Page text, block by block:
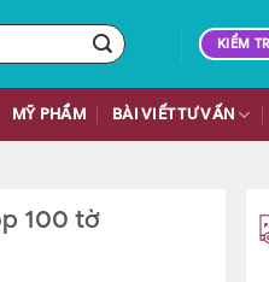
KIỂM
MỸ PHẨM BÀI VIẾT TƯ VẤN
100 tờ